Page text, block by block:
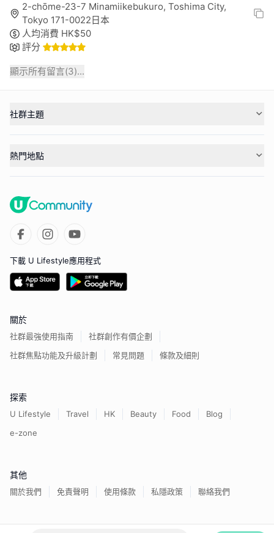
2-chōme-23-7 Minamiikebukuro, Toshima City,
Tokyo 171-0022日本
人均消費 HK$50
評分
顯示所有留言(3)...
社群主題
熱門地點
下載 U Lifestyle應用程式
關於
社群最強使用指南
社群創作有價企劃
社群焦點功能及升級計劃
常見問題 條款及細則
探索
U Lifestyle Travel HK Beauty Food
Blog
e-zone
其他
關於我們 免責聲明 使用條款 私隱政策 聯絡我們